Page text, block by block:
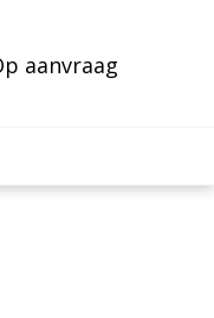
aanvraag